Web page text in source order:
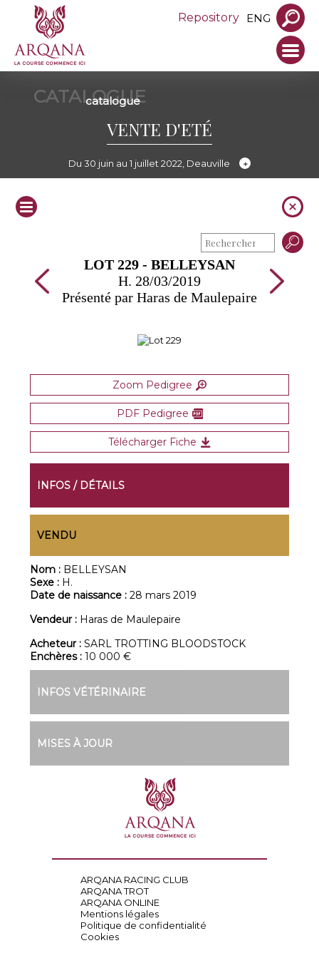
Repository ENG
CATALOGUE
catalogue
VENTE D'ETÉ
Du 30 juin au 1 juillet 2022, Deauville
LOT 229 - BELLEYSAN
H. 28/03/2019
Présenté par Haras de Maulepaire
Zoom Pedigree
PDF Pedigree
Télécharger Fiche
INFOS / DÉTAILS
VENDU
Nom : BELLEYSAN
Sexe : H.
Date de naissance :28 mars 2019
Vendeur : Haras de Maulepaire
Acheteur :SARL TROTTING BLOODSTOCK
Enchères :10 000 €
INFOS VÉTÉRINAIRE
MISES À JOUR
ARQANA RACING CLUB
ARQANA TROT
ARQANA ONLINE
Mentions légales
Politique de confidentialité
Cookies